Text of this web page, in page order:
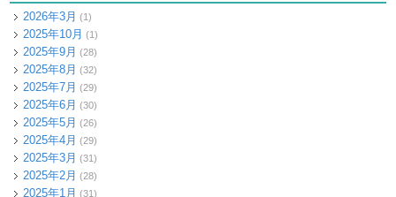
2026年3月 (1)
2025年10月 (1)
2025年9月 (28)
2025年8月 (32)
2025年7月 (29)
2025年6月 (30)
2025年5月 (26)
2025年4月 (29)
2025年3月 (31)
2025年2月 (28)
2025年1月 (31)